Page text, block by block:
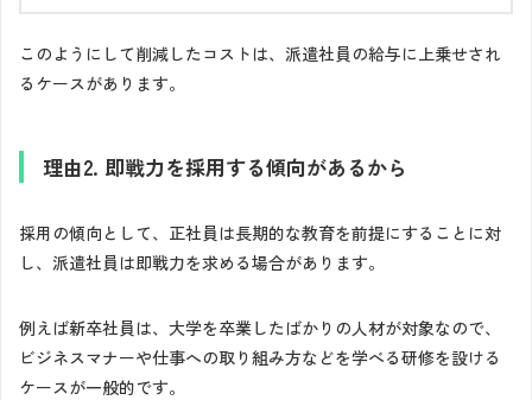
このようにして削減したコストは、派遣社員の給与に上乗せされ
るケースがあります。
理由2. 即戦力を採用する傾向があるから
採用の傾向として、正社員は長期的な教育を前提にすることに対
し、派遣社員は即戦力を求める場合があります。
例えば新卒社員は、大学を卒業したばかりの人材が対象なので、
ビジネスマナーや仕事への取り組み方などを学べる研修を設ける
ケースが一般的です。